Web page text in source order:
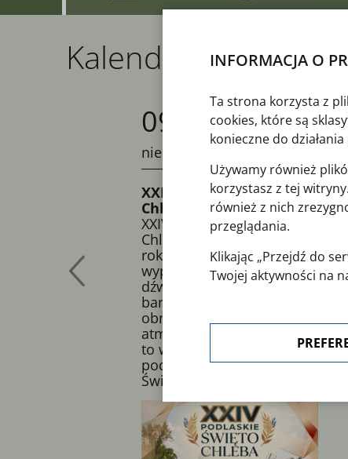
Kalendarz imprez
09 VIII
niedziela
XXIV Podlaskie Święto
Chleba
XXIV Podlaskie Święto
Chleba już 9 sierpnia 2026
roku! Zapach świeżo
wypiekanego chleba,
dźwięki ludowej muzyki,
barwne dożynkowe
obrzędy i niezapomniana
atmosfera podlaskiej wsi –
to wszystko czeka na Was
podczas XXIV Podlaskiego
Święta Chleba w...
INFORMACJA O
Ta strona korzysta z
cookies, które są
konieczne do
Używamy również
korzystasz z tej
również z nich
przeglądania.
Klikając „Przejdź do
Twojej aktywności na
W każdej chwili
ustawienia cookies.